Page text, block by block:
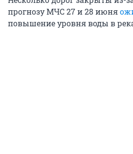
прогнозу МЧС 27 и 28 июня
повышение уровня воды в